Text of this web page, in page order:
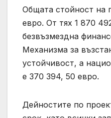
Общата стойност на
евро. От тях 1 870
безвъзмездна
Механизма за
устойчивост, а
е 370 394, 50 евро.
Дейностите по